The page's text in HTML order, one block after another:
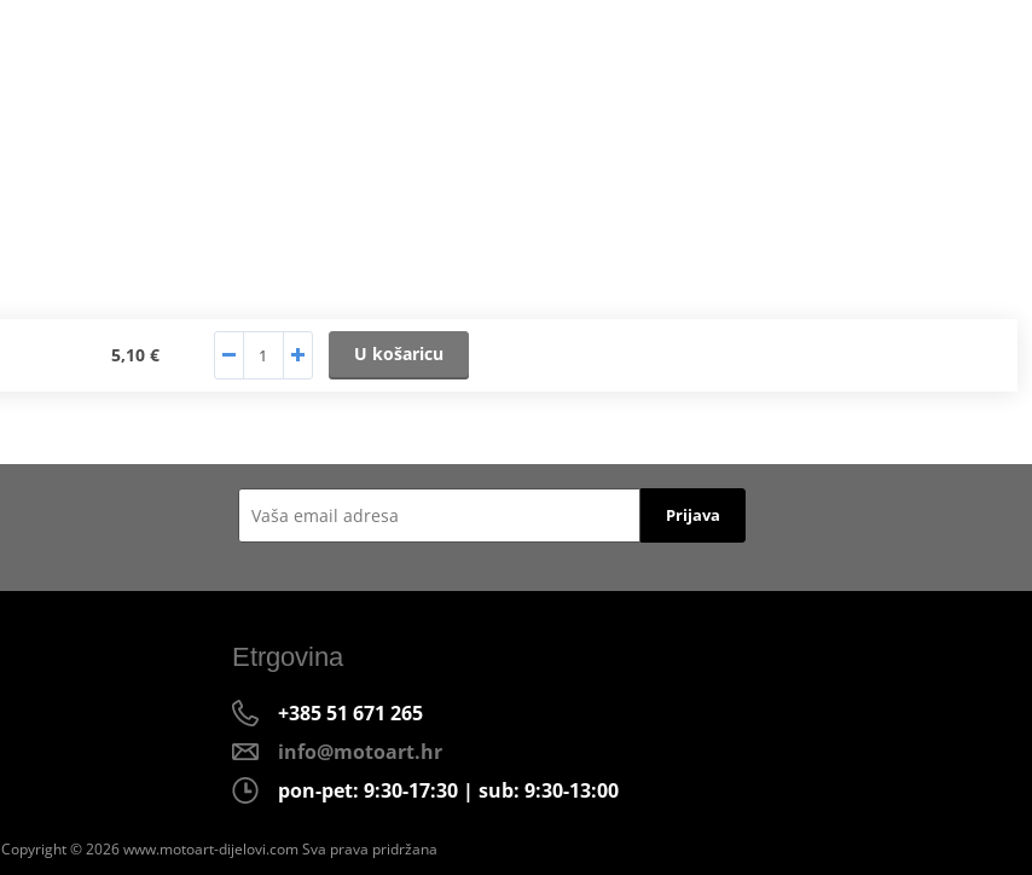
5,10 € U košaricu
Prijava
Etrgovina
+385 51 671 265
info@motoart.hr
pon-pet: 9:30-17:30 | sub: 9:30-13:00
Copyright © 2026 www.motoart-dijelovi.com Sva prava pridržana